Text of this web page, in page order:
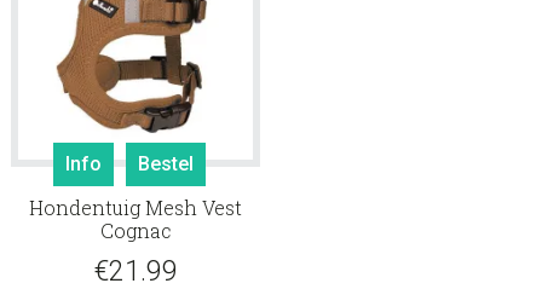
Info Bestel
Dit
heeft
Hondentuig Mesh Vest
Cognac
€21.99